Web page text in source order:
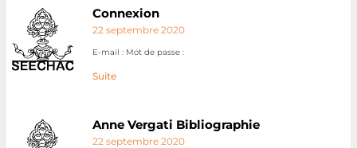
Connexion
22 septembre 2020
E-mail : Mot de passe :
Suite
Anne Vergati Bibliographie
22 septembre 2020